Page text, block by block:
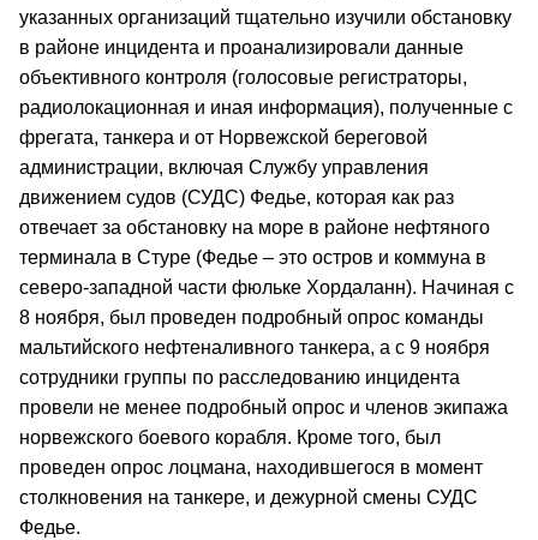
указанных организаций тщательно изучили обстановку
в районе инцидента и проанализировали данные
объективного контроля (голосовые регистраторы,
радиолокационная и иная информация), полученные с
фрегата, танкера и от Норвежской береговой
администрации, включая Службу управления
движением судов (СУДС) Федье, которая как раз
отвечает за обстановку на море в районе нефтяного
терминала в Стуре (Федье – это остров и коммуна в
северо-западной части фюльке Хордаланн). Начиная с
8 ноября, был проведен подробный опрос команды
мальтийского нефтеналивного танкера, а с 9 ноября
сотрудники группы по расследованию инцидента
провели не менее подробный опрос и членов экипажа
норвежского боевого корабля. Кроме того, был
проведен опрос лоцмана, находившегося в момент
столкновения на танкере, и дежурной смены СУДС
Федье.